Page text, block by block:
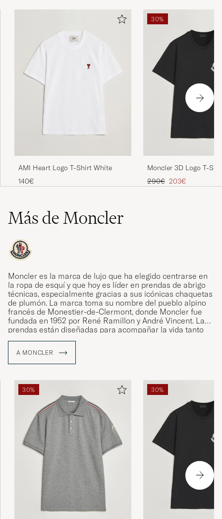
AMI Heart Logo T-Shirt White
140€
30%
Moncler 3D Logo T-
Precio ordinario
290€ Precio reducido
203€
Más de Moncler
Moncler es la marca de lujo que ha elegido centrarse en
la ropa de esquí y que hoy es líder en prendas de abrigo
técnicas, especialmente gracias a sus icónicas chaquetas
de plumón. La marca toma su nombre del pueblo alpino
francés de Monestier-de-Clermont, donde Moncler fue
fundada en 1952 por René Ramillon y André Vincent. Las
prendas están diseñadas para acompañar la vida tanto
dentro como fuera de las pistas cubiertas de nieve,
invierno como a los habitantes urbanos. Care of Carl es
un distribuidor autorizado de Moncler y ofrece una
de la marca.
A MONCLER
30% 30%